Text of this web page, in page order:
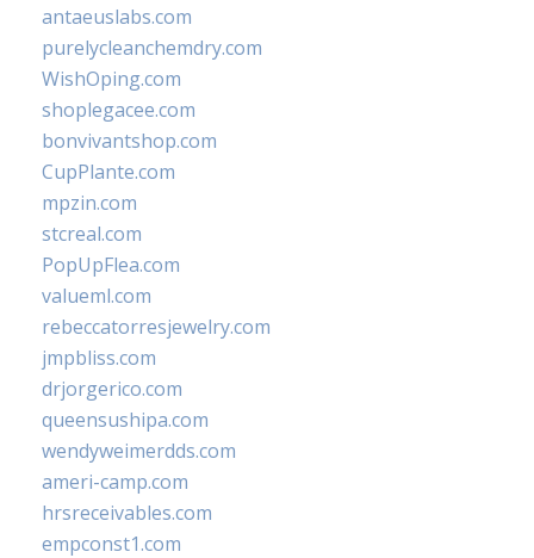
antaeuslabs.com
purelycleanchemdry.com
WishOping.com
shoplegacee.com
bonvivantshop.com
CupPlante.com
mpzin.com
stcreal.com
PopUpFlea.com
valueml.com
rebeccatorresjewelry.com
jmpbliss.com
drjorgerico.com
queensushipa.com
wendyweimerdds.com
ameri-camp.com
hrsreceivables.com
empconst1.com